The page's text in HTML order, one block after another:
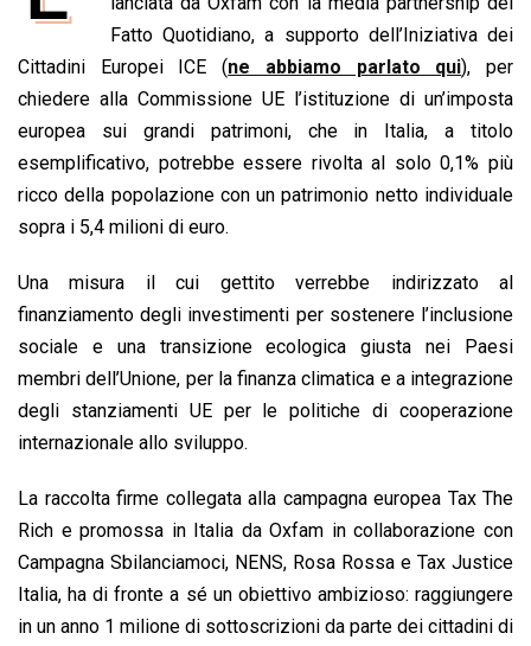
o
o
k
s
A
p
p
e
d
I
n
a
d
s
L
i
n
t
Fatto Quotidiano, a supporto dell’Iniziativa dei
Cittadini Europei ICE (ne abbiamo parlato qui), per
chiedere alla Commissione UE l’istituzione di un’imposta
europea sui grandi patrimoni, che in Italia, a titolo
esemplificativo, potrebbe essere rivolta al solo 0,1% più
ricco della popolazione con un patrimonio netto individuale
sopra i 5,4 milioni di euro.
Una misura il cui gettito verrebbe indirizzato al
finanziamento degli investimenti per sostenere l’inclusione
sociale e una transizione ecologica giusta nei Paesi
membri dell’Unione, per la finanza climatica e a integrazione
degli stanziamenti UE per le politiche di cooperazione
internazionale allo sviluppo.
La raccolta firme collegata alla campagna europea Tax The
Rich e promossa in Italia da Oxfam in collaborazione con
Campagna Sbilanciamoci, NENS, Rosa Rossa e Tax Justice
Italia, ha di fronte a sé un obiettivo ambizioso: raggiungere
in un anno 1 milione di sottoscrizioni da parte dei cittadini di